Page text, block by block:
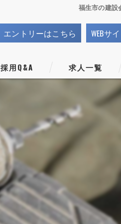
福生市の建設
エントリーはこちら WEBサ
採用Q&A 求人一覧